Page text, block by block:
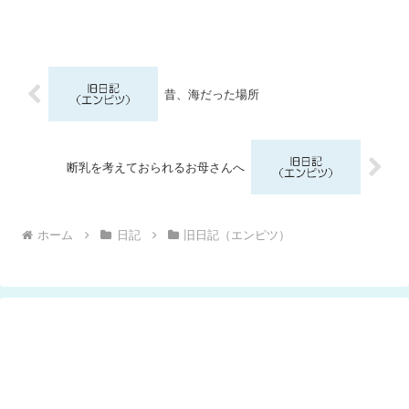
昔、海だった場所
断乳を考えておられるお母さんへ
ホーム 日記 旧日記（エンピツ）